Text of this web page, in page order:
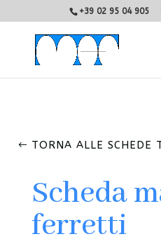
+39 02 95 04 905
TORNA ALLE SCHEDE
Scheda
ferretti